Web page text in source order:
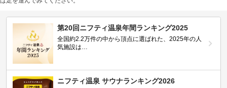
第20回ニフティ温泉年間ランキング2025
全国約2.2万件の中から頂点に選ばれた、2025年の人
気施設は…
ニフティ温泉 サウナランキング2026